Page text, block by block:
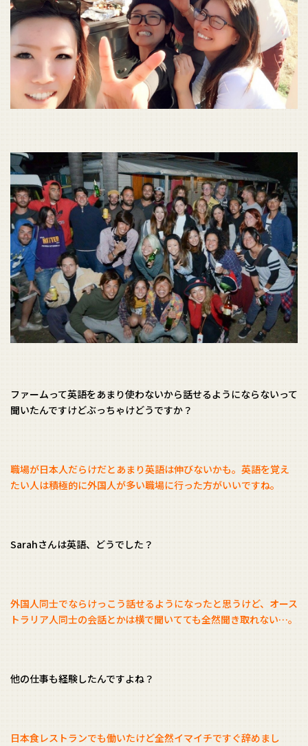
ファームって英語をあまり使わないから話せるようにならないって
聞いたんですけどぶっちゃけどうですか？
職場が日本人だらけだとあまり英語は伸びないかも。英語を覚え
たい人は積極的に外国人が多い職場に行った方がいいですね。
Sarahさんは英語、どうでした？
外国人同士でならけっこう話せるようになったと思うけど、オース
トラリア人同士の会話とかは横で聞いてても全然聞き取れない…。
他の仕事も経験したんですよね？
日本食レストランでも働いたけど全然イマイチですぐ辞めまし